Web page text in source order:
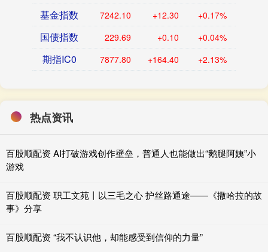
基金指数 7242.10 +12.30 +0.17%
国债指数 229.69 +0.10 +0.04%
期指IC0 7877.80 +164.40 +2.13%
热点资讯
百股顺配资 AI打破游戏创作壁垒，普通人也能做出“鹅腿阿姨”小
游戏
百股顺配资 职工文苑丨以三毛之心 护丝路通途——《撒哈拉的故
事》分享
百股顺配资 “我不认识他，却能感受到信仰的力量”